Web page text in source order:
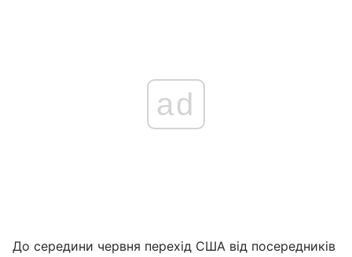
ad
До середини червня перехід США від посередників